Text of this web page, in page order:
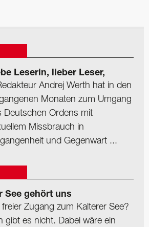
Leserin, lieber Leser,
Andrej Werth hat in den
Monaten zum Umgang
Deutschen Ordens mit
Missbrauch in
und Gegenwart ...
See gehört uns
freier Zugang zum Kalterer See?
gibt es nicht. Dabei wäre ein